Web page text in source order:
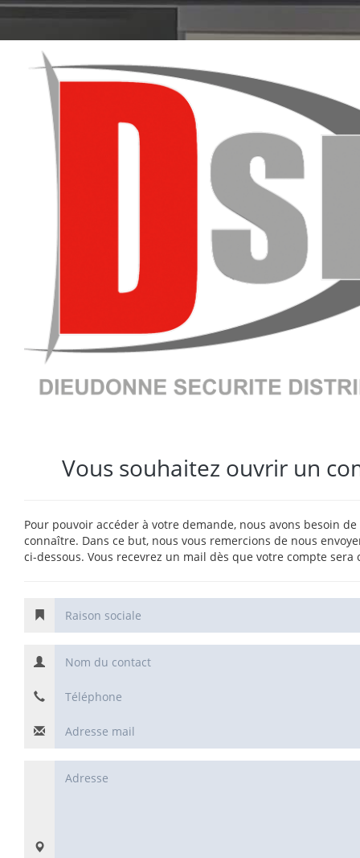
Vous souhaitez ouvrir un
Pour pouvoir accéder à votre demande, nous avons besoin
connaître. Dans ce but, nous vous remercions de nous
ci-dessous. Vous recevrez un mail dès que votre compte sera